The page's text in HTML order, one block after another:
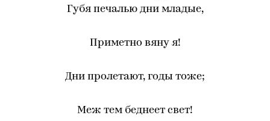
Губя печалью дни младые,
Приметно вяну я!
Дни пролетают, годы тоже;
Меж тем беднеет свет!